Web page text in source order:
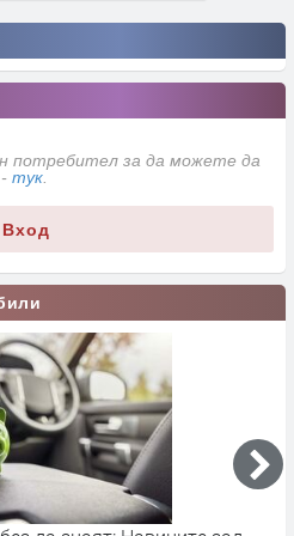
потребител за да можете да
тук
Вход